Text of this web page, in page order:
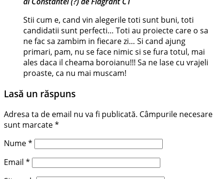
Stii cum e, cand vin alegerile toti sunt buni, toti
candidatii sunt perfecti… Toti au proiecte care o sa
ne fac sa zambim in fiecare zi… Si cand ajung
primari, pam, nu se face nimic si se fura totul, mai
ales daca il cheama boroianu!!! Sa ne lase cu vrajeli
proaste, ca nu mai muscam!
Lasă un răspuns
Adresa ta de email nu va fi publicată. Câmpurile necesare
sunt marcate*
Nume*
Email *